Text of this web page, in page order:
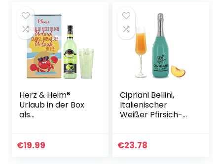
Weinkarten…
Herz & Heim®
Urlaub in der Box
als
und graviertem
€19.99
Cipriani Bellini,
Italienischer
Weißer Pfirsich-
Aperitif-Getränk,
€23.78